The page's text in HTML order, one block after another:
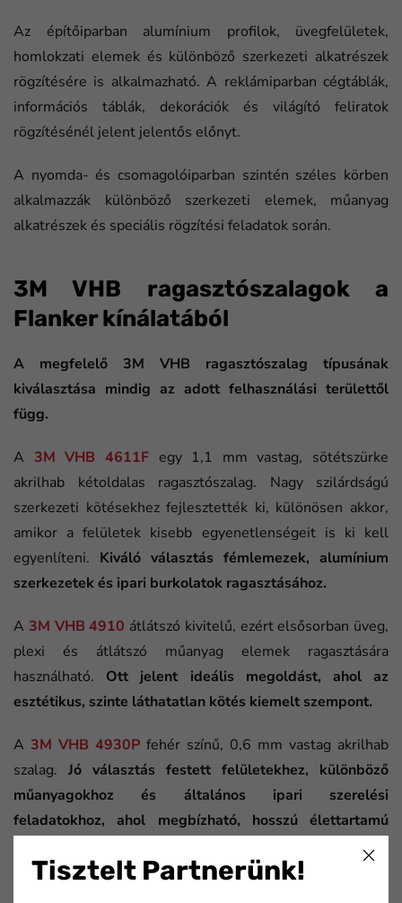
Az építőiparban alumínium profilok, üvegfelületek,
homlokzati elemek és különböző szerkezeti alkatrészek
rögzítésére is alkalmazható. A reklámiparban cégtáblák,
információs táblák, dekorációk és világító feliratok
rögzítésénél jelent jelentős előnyt.
A nyomda- és csomagolóiparban szintén széles körben
alkalmazzák különböző szerkezeti elemek, műanyag
alkatrészek és speciális rögzítési feladatok során.
3M VHB ragasztószalagok a
Flanker kínálatából
A megfelelő 3M VHB ragasztószalag típusának
kiválasztása mindig az adott felhasználási területtől
függ.
A 3M VHB 4611Fegy 1,1 mm vastag, sötétszürke
akrilhab kétoldalas ragasztószalag. Nagy szilárdságú
szerkezeti kötésekhez fejlesztették ki, különösen akkor,
amikor a felületek kisebb egyenetlenségeit is ki kell
egyenlíteni. Kiváló választás fémlemezek, alumínium
szerkezetek és ipari burkolatok ragasztásához.
A 3M VHB 4910 átlátszó kivitelű, ezért elsősorban üveg,
plexi és átlátszó műanyag elemek ragasztására
használható. Ott jelent ideális megoldást, ahol az
esztétikus, szinte láthatatlan kötés kiemelt szempont.
A 3M VHB 4930P fehér színű, 0,6 mm vastag akrilhab
szalag. Jó választás festett felületekhez, különböző
műanyagokhoz és általános ipari szerelési
feladatokhoz, ahol megbízható, hosszú élettartamú
Tisztelt Partnerünk!